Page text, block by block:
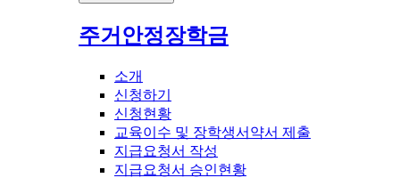
주거안정장학금
소개
신청하기
신청현황
교육이수 및 장학생서약서 제출
지급요청서 작성
지급요청서 승인현황